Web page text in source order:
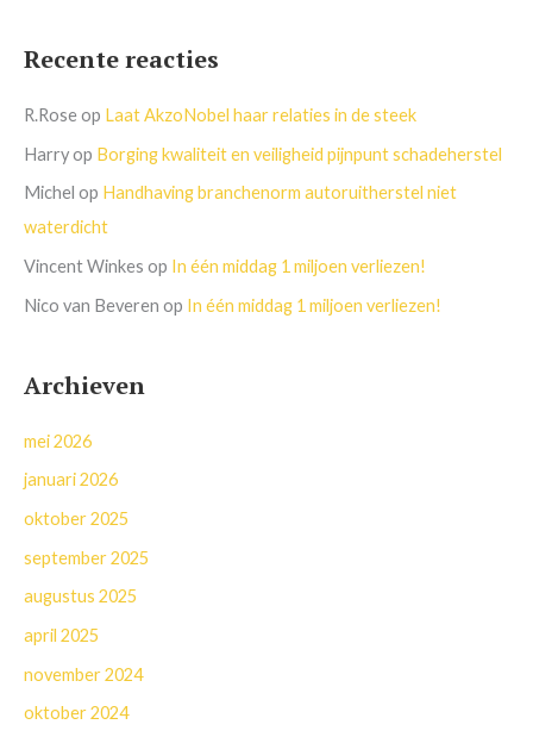
Recente reacties
R.Roseop Laat AkzoNobel haar relaties in de steek
Harryop Borging kwaliteit en veiligheid pijnpunt schadeherstel
Michel op Handhaving branchenorm autoruitherstel niet
waterdicht
Vincent Winkes op In één middag 1 miljoen verliezen!
Nico van Beveren op In één middag 1 miljoen verliezen!
Archieven
mei 2026
januari 2026
oktober 2025
september 2025
augustus 2025
april 2025
november 2024
oktober 2024